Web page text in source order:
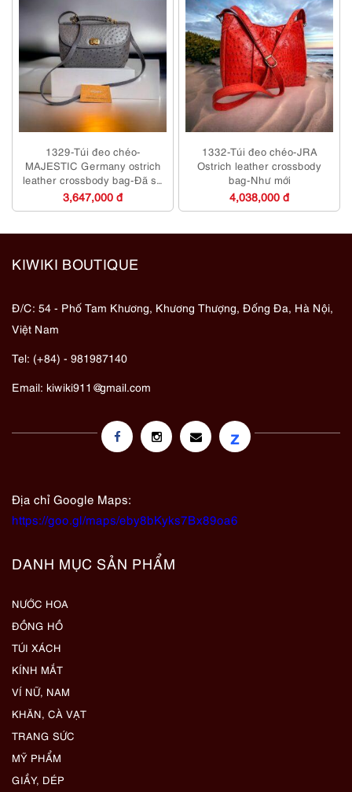
1329-Túi đeo chéo-
MAJESTIC Germany ostrich
leather crossbody bag-Đã sử
dụng
3,647,000 đ
1332-Túi đeo chéo-JRA
Ostrich leather crossbody
bag-Như mới
4,038,000 đ
KIWIKI BOUTIQUE
Đ/C: 54 - Phố Tam Khương, Khương Thượng, Đống Đa, Hà Nội,
Việt Nam
Tel: (+84) - 981987140
Email: kiwiki911@gmail.com
z
Địa chỉ Google Maps:
https://goo.gl/maps/eby8bKyks7Bx89oa6
DANH MỤC SẢN PHẨM
NƯỚC HOA
ĐỒNG HỒ
TÚI XÁCH
KÍNH MẮT
VÍ NỮ, NAM
KHĂN, CÀ VẠT
TRANG SỨC
MỸ PHẨM
GIẦY, DÉP